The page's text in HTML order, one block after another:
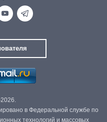
в Федеральной службе по
технологий и массовых